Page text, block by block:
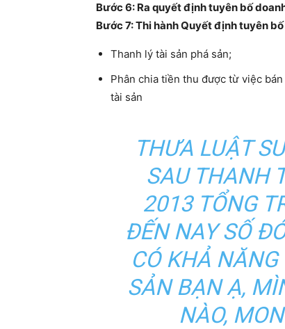
Bước 6: Ra quyết định tuyên bố
Bước 7: Thi hành Quyết định tuyên
Thanh lý tài sản phá sản;
Phân chia tiền thu được từ việc
tài sản
THƯA LUẬT
SAU THANH
2013 TỔNG
ĐẾN NAY SỐ
CÓ KHẢ
SẢN BẠN Ạ,
NÀO,